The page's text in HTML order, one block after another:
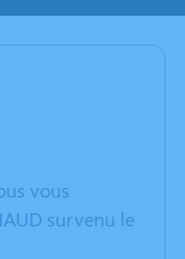
vous
survenu le